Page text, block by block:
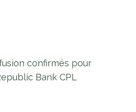
confirmés pour
Bank CPL